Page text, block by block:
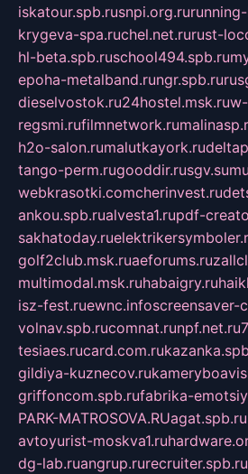
iskatour.spb.rusnpi.org.ru
krygeva-spa.ruchel.net.rurust-
hl-beta.spb.ruschool494.spb.ru
epoha-metalband.rungr.spb.ru
dieselvostok.ru24hostel.msk.ru
regsmi.rufilmnetwork.ru
h2o-salon.rumalutkayork.ru
tango-perm.rugooddir.rusgv.su
webkrasotki.comcherinvest.ru
ankou.spb.rualvesta1.rupdf-
sakhatoday.ru
golf2club.msk.ruaeforums.ru
multimodal.msk.ruhabaigry.ru
isz-fest.ruewnc.infoscreensaver-
volnav.spb.rucomnat.runpf.net.ru
tesiaes.rucard.com.ru
gildiya-kuznecov.ru
griffoncom.spb.rufabrika-
PARK-MATROSOVA.RUagat.spb.ru
avtoyurist-moskva1.ru
dg-lab.ruangrup.rurecruiter.spb.ru